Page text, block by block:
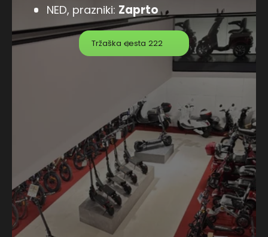
NED, prazniki: Zaprto
Tržaška cesta 222